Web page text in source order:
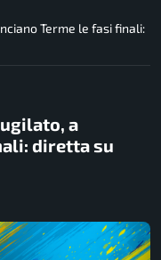
Terme le fasi finali:
a
diretta su